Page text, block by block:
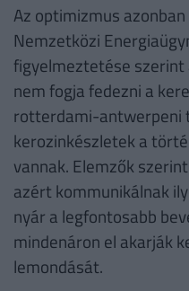
Az optimizmus
Nemzetközi
figyelmeztetése szerint
nem fogja fedezni a
rotterdami-antwerpeni
kerozinkészletek a
vannak. Elemzők
azért kommunikálnak
nyár a legfontosabb
mindenáron el akarják
lemondását.